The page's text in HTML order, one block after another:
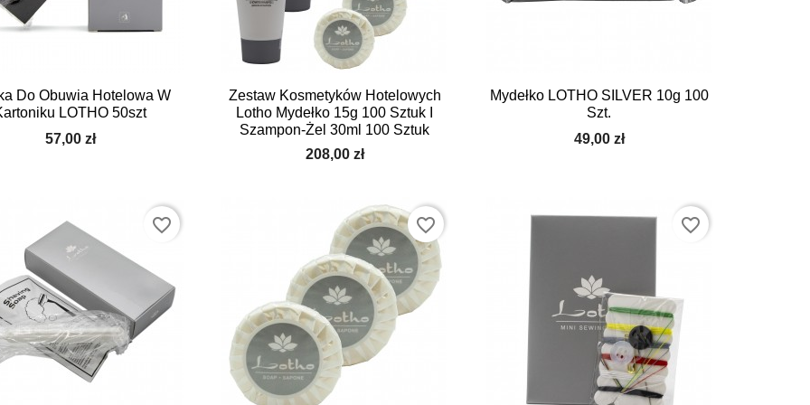
Do Obuwia Hotelowa W
LOTHO 50szt
57,00 zł
Szybki podgląd
Zestaw Kosmetyków Hotelowych
Lotho Mydełko 15g 100 Sztuk I
Szampon-Żel 30ml 100 Sztuk
208,00 zł
Szybki podgląd
Mydełko LOTHO SILVER 10g 100
Szt.
49,00 zł
 Szybki podgląd
favorite_border favorite_border favorite_border